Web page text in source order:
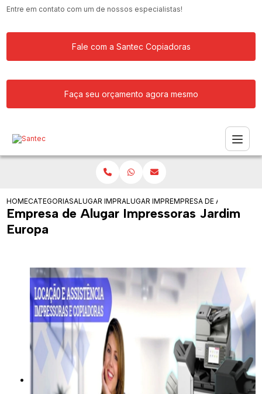
Entre em contato com um de nossos especialistas!
Fale com a Santec Copiadoras
Faça seu orçamento agora mesmo
HOMECATEGORIASALUGAR IMPRESSORAALUGAR IMPRESSORAS PARA
EMPRESA DE ALUGAR
Empresa de Alugar Impressoras Jardim
Europa